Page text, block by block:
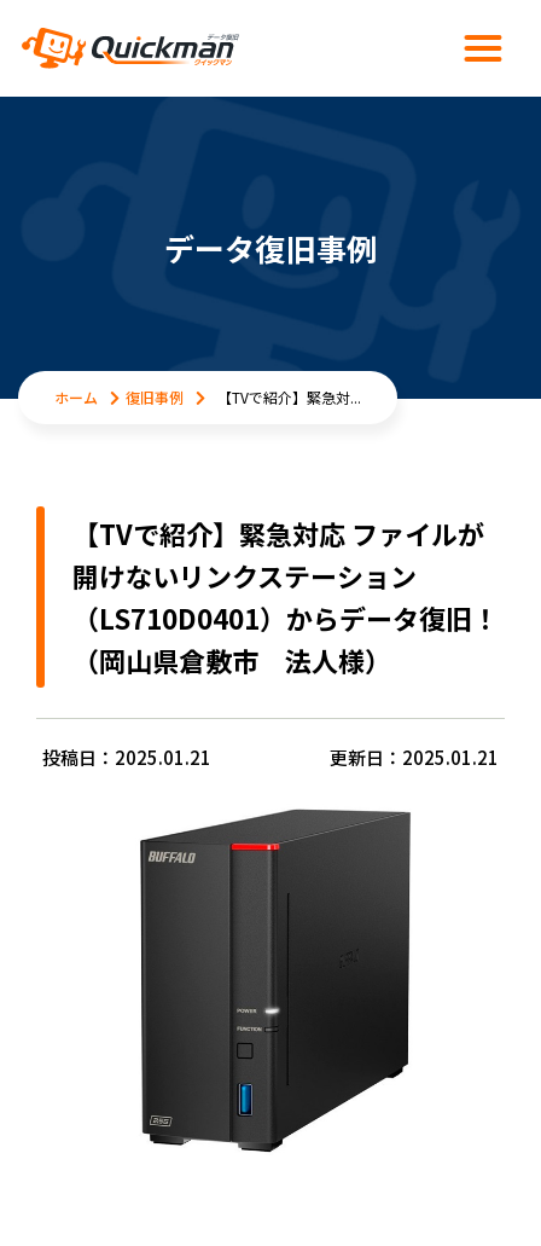
データ復旧事例
ホーム 復旧事例 【TVで紹介】緊急対...
【TVで紹介】緊急対応 ファイルが
開けないリンクステーション
（LS710D0401）からデータ復旧！
（岡山県倉敷市 法人様）
投稿日：2025.01.21 更新日：2025.01.21